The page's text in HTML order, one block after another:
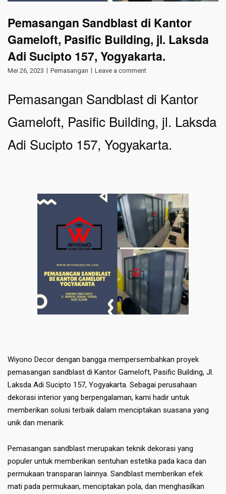
Pemasangan Sandblast di Kantor
Gameloft, Pasific Building, jl. Laksda
Adi Sucipto 157, Yogyakarta.
Mei 26, 2023 Pemasangan Leave a comment
Pemasangan Sandblast di Kantor
Gameloft, Pasific Building, jl. Laksda
Adi Sucipto 157, Yogyakarta.
Wiyono Decor dengan bangga mempersembahkan proyek
pemasangan sandblast di Kantor Gameloft, Pasific Building, Jl.
Laksda Adi Sucipto 157, Yogyakarta. Sebagai perusahaan
dekorasi interior yang berpengalaman, kami hadir untuk
memberikan solusi terbaik dalam menciptakan suasana yang
unik dan menarik.
Pemasangan sandblast merupakan teknik dekorasi yang
populer untuk memberikan sentuhan estetika pada kaca dan
permukaan transparan lainnya. Sandblast memberikan efek
mati pada permukaan, menciptakan pola, dan menghasilkan